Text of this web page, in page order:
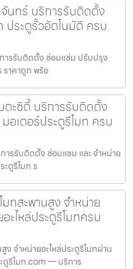
นทร์ บริการรับติดตั้ง
ประตูรั้วอัตโนมัติ ครบ
ารรับติดตั้ง ซ่อมแซ่ม ปรับปรุง
ราคาถูก พร้อ
ตะซิตี้ บริการรับติดตั้ง
อเตอร์ประตูรีโมท ครบ
ารรับติดตั้ง ซ่อมแซม และ จำหน่าย
ตูรีโมท ร
ทสะพานสูง จำหน่าย
ะไหล่ประตูรีโมทครบ
จำหน่ายอะไหล่ประตูรีโมทผ่าน
ตูรีโมท.com — บริการ